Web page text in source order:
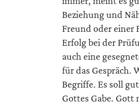
Beziehung und
Freund oder einer
Erfolg bei der
auch eine
für das Gespräch.
Begriffe. Es soll
Gottes Gabe. Gott